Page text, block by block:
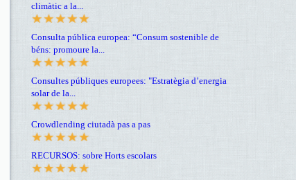
climàtic a la...
Consulta pública europea: “Consum sostenible de
béns: promoure la...
Consultes públiques europees: "Estratègia d’energia
solar de la...
Crowdlending ciutadà pas a pas
RECURSOS: sobre Horts escolars